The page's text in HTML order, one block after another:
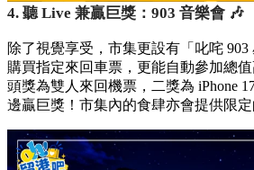
4. 聽 Live 兼贏巨獎：903 音樂會 🎶
除了視覺享受，市集更設有「叱咤
購買指定來回車票，更能自動參加總值
頭獎為雙人來回機票，二獎為 iPhone
邊贏巨獎！市集內的食肆亦會提供限定